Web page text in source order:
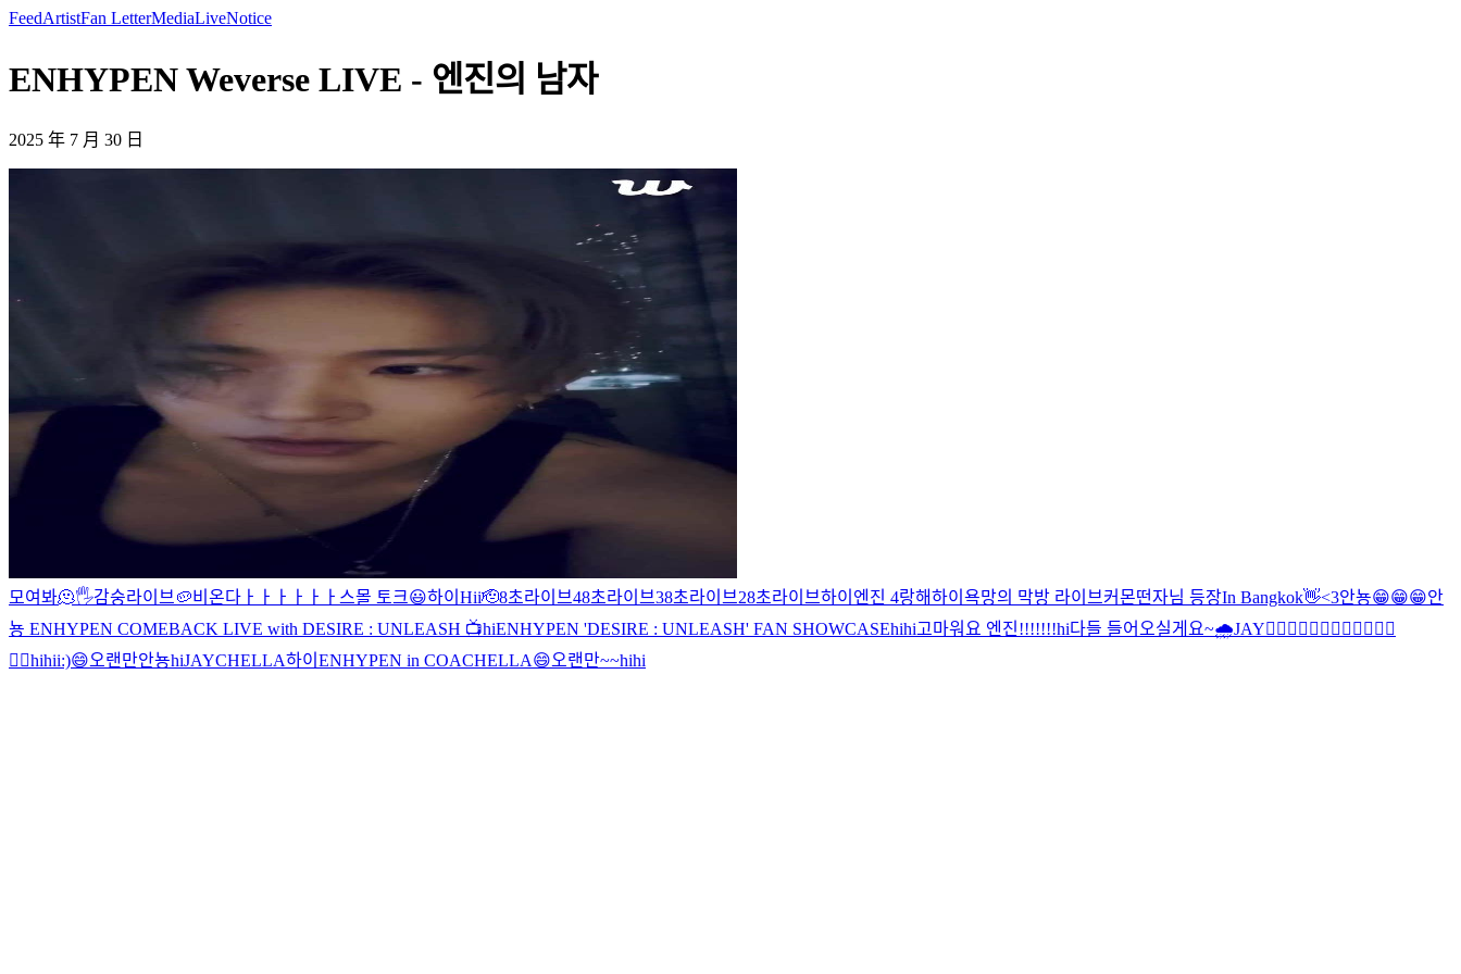
FeedArtistFan LetterMediaLiveNotice
ENHYPEN Weverse LIVE - 엔진의 남자
2025 年 7 月 30 日
모여봐🫠🖐감숭라이브🥔비온다ㅏㅏㅏㅏㅏㅏ 스몰 토크😃하이 Hii🫡8초라이브48초라이브38초라이브28초라이브하이 엔진 4랑해하이 욕망의 막방 라이브커몬떤자님 등장In Bangkok👋<3안뇽😁😁😁안
뇽 ENHYPEN COMEBACK LIVE with DESIRE : UNLEASH 📺hiENHYPEN 'DESIRE : UNLEASH' FAN SHOWCASEhihi고마워요 엔진!!!!!!!hi다들 들어오실게요~🌧JAY🧛‍♂️🧛‍♂️🧛‍♂️🧛‍♂️🧛‍♂️🧛‍♂️
🧛‍♂️hihii:)😄오랜만안뇽hiJAYCHELLA하이 ENHYPEN in COACHELLA😄오랜만~~hihi